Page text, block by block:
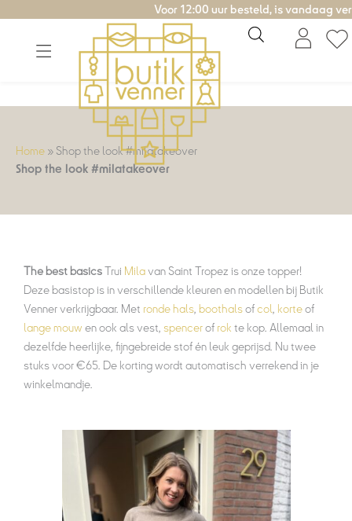
Voor 12:00 uur besteld, is vandaag verzonden!
Home » Shop the look #milatakeover
Shop the look #milatakeover
The best basicsTrui Milavan Saint Tropez is onze topper!
Deze basistop is in verschillende kleuren en modellen bij Butik
Venner verkrijgbaar. Met ronde hals boothalsofcol korteof
lange mouw en ook als vest, spencerof rok te kop. Allemaal in
dezelfde heerlijke, fijngebreide stof én leuk geprijsd. Nu twee
stuks voor €65. De korting wordt automatisch verrekend in je
winkelmandje.